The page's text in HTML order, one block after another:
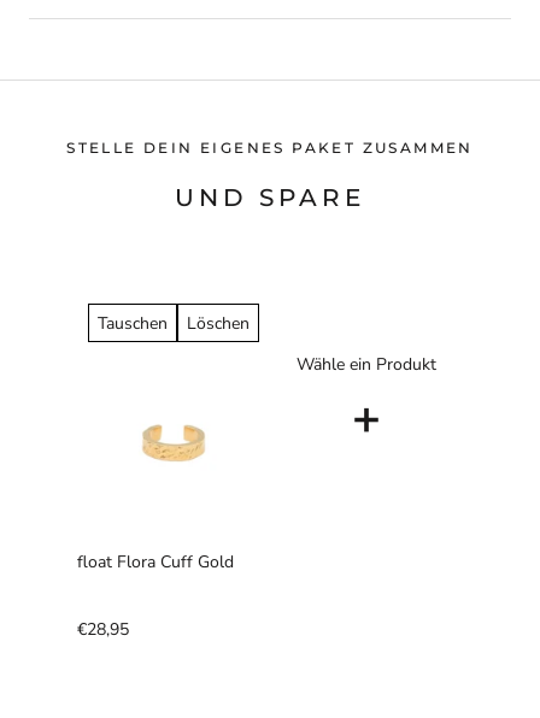
STELLE DEIN EIGENES PAKET ZUSAMMEN
UND SPARE
Tauschen Löschen
float Flora Cuff Gold
€28,95
Wähle ein Produkt
+